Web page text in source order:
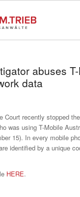
abuses
data
Court recently stopped
was using T-Mobile
15). In every mobile
identified by a unique
HERE.